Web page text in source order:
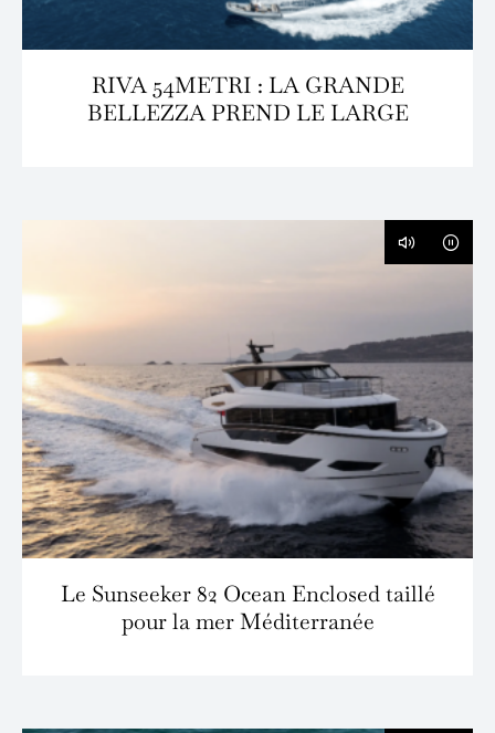
RIVA 54METRI : LA GRANDE
BELLEZZA PREND LE LARGE
Le Sunseeker 82 Ocean Enclosed taillé
pour la mer Méditerranée